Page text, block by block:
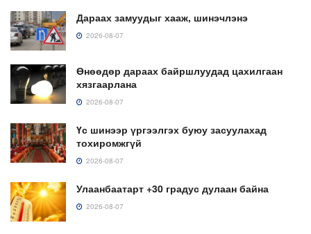
Дараах замуудыг хааж, шинэчлэнэ
2026-08-07
Өнөөдөр дараах байршлуудад цахилгаан
хязгаарлана
2026-08-07
Үс шинээр үргээлгэх буюу засуулахад
тохиромжгүй
2026-08-07
Улаанбаатарт +30 градус дулаан байна
2026-08-07